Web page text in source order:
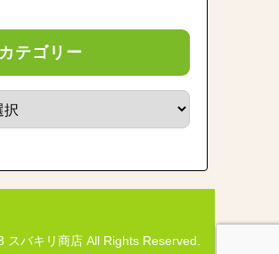
カテゴリー
スバキリ商店 All Rights Reserved.